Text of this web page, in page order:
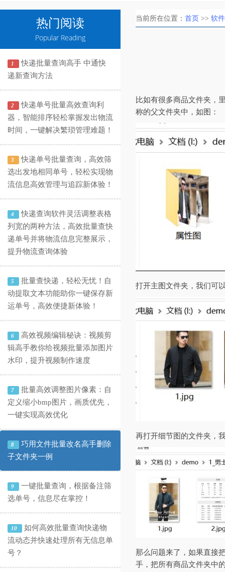
热门阅读
Popular Reading
1
快递批量查询高手 中通快
递新查询方法
2
快递单号批量高效查询利
器，智能排序轻松掌握发出物流
时间，一键解决繁琐管理难题！
3
快递单号批量查询，高效筛
选出发地相同单号，轻松实现物
流信息高效管理与追踪新体验！
4
快递查询软件灵活调整表格
列宽的两种方法，高效批量查快
递单号并将物流信息完整展示，
提升物流查询体验
5
批量查快递，轻松无忧！自
动提取文本功能助你一键保存新
运单号，高效便捷新体验！
6
高效视频编辑秘诀：视频剪
辑高手教你给视频批量添加图片
水印，提升视频制作速度
7
批量高效调整图片像素：自
定义缩小bmp图片，画质优先，
一键实现高效优化
8
巧用文件批量改名高手删除
子文件夹一例
9
一键批量查询，根据备注筛
选单号，信息尽在掌控！
10
如何高效批量查询快递物
流动态并快速处理所有无信息单
号？
当前所在位置： 首页 >> 软
比如有很多商品文件夹，
称的父文件夹中，如图：
打开主图文件夹，我们可
再打开细节图的文件夹，
那么问题来了，如果直接
手，把所有商品文件夹中